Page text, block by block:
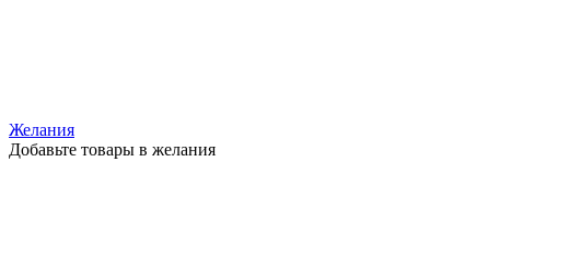
Желания
Добавьте товары в желания